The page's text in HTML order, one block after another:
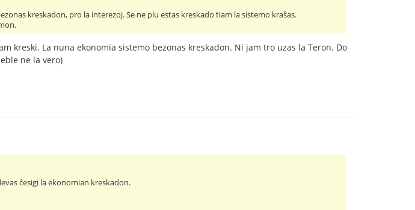
kreskadon, pro la interezoj. Se ne plu estas kreskado tiam la sistemo kraŝas.
kreski. La nuna ekonomia sistemo bezonas kreskadon. Ni jam tro uzas la Teron. Do
ne la vero)
ĉesigi la ekonomian kreskadon.